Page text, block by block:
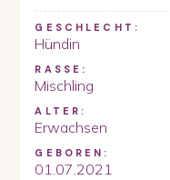
GESCHLECHT:
Hündin
RASSE:
Mischling
ALTER:
Erwachsen
GEBOREN:
01.07.2021